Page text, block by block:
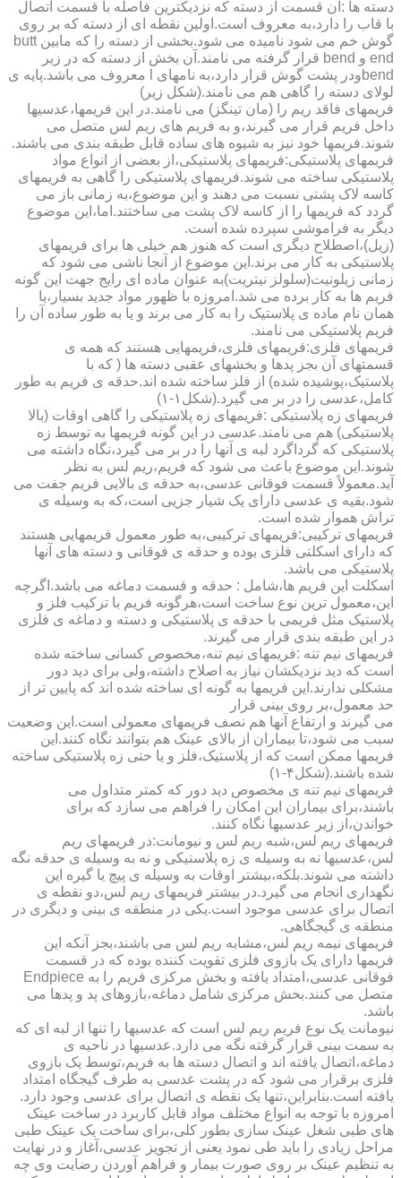
دسته ها :آن قسمت از دسته که نزدیکترین فاصله با قسمت اتصال
با قاب را دارد،به معروف است.اولین نقطه ای از دسته که بر روی
گوش خم می شود نامیده می شود.بخشی از دسته را که مابین butt
end و bend قرار گرفته می نامند.آن بخش از دسته که در زیر
bendودر پشت گوش قرار دارد،به نامهای l معروف می باشد.پایه ی
لولای دسته را گاهی هم می نامند.(شکل زیر)
فریمهای فاقد ریم را (مان تینگز) می نامند.در این فریمها،عدسیها
داخل فریم قرار می گیرند،و به فریم های ریم لس متصل می
شوند.فریمها خود نیز به شیوه های ساده قابل طبقه بندی می باشند.
فریمهای پلاستیکی:فریمهای پلاستیکی،از بعضی از انواع مواد
پلاستیکی ساخته می شوند.فریمهای پلاستیکی را گاهی به فریمهای
کاسه لاک پشتی نسبت می دهند و این موضوع،به زمانی باز می
گردد که فریمها را از کاسه لاک پشت می ساختند.اما،این موضوع
دیگر به فراموشی سپرده شده است.
(زیل)،اصطلاح دیگری است که هنوز هم خیلی ها برای فریمهای
پلاستیکی به کار می برند.این موضوع از آنجا ناشی می شود که
زمانی زیلونیت(سلولز نیتریت)به عنوان ماده ای رایج جهت این گونه
فریم ها به کار برده می شد.امروزه با ظهور مواد جدید بسیار،یا
همان نام ماده ی پلاستیک را به کار می برند و یا به طور ساده آن را
فریم پلاستیکی می نامند.
فریمهای فلزی:فریمهای فلزی،فریمهایی هستند که همه ی
قسمتهای آن بجز پدها و بخشهای عقبی دسته ها ( که با
پلاستیک،پوشیده شده) از فلز ساخته شده اند.حدقه ی فریم به طور
کامل،عدسی را در بر می گیرد.(شکل۱-۱)
فریمهای زه پلاستیکی :فریمهای زه پلاستیکی را گاهی اوقات (بالا
پلاستیکی) هم می نامند.عدسی در این گونه فریمها به توسط زه
پلاستیکی که گرداگرد لبه ی آنها را در بر می گیرد،نگاه داشته می
شوند.این موضوع باعث می شود که فریم،ریم لس به نظر
آید.معمولاً قسمت فوقانی عدسی،به حدقه ی بالایی فریم جفت می
شود.بقیه ی عدسی دارای یک شیار جزیی است،که به وسیله ی
تراش هموار شده است.
فریمهای ترکیبی:فریمهای ترکیبی،به طور معمول فریمهایی هستند
که دارای اسکلتی فلزی بوده و حدقه ی فوقانی و دسته های آنها
پلاستیکی می باشد.
اسکلت این فریم ها،شامل : حدقه و قسمت دماغه می باشد.اگرچه
این،معمول ترین نوع ساخت است،هرگونه فریم با ترکیب فلز و
پلاستیک مثل فریمی با حدقه ی پلاستیکی و دسته و دماغه ی فلزی
در این طبقه بندی قرار می گیرند.
فریمهای نیم تنه :فریمهای نیم تنه،مخصوص کسانی ساخته شده
است که دید نزدیکشان نیاز به اصلاح داشته،ولی برای دید دور
مشکلی ندارند.این فریمها به گونه ای ساخته شده اند که پایین تر از
حد معمول،بر روی بینی قرار
می گیرند و ارتفاع آنها هم نصف فریمهای معمولی است.این وضعیت
سبب می شود،تا بیماران از بالای عینک هم بتوانند نگاه کنند.این
فریمها ممکن است که از پلاستیک،فلز و یا حتی زه پلاستیکی ساخته
شده باشند.(شکل۴-۱)
فریمهای نیم تنه ی مخصوص دید دور که کمتر متداول می
باشند،برای بیماران این امکان را فراهم می سازد که برای
خواندن،از زیر عدسیها نگاه کنند.
فریمهای ریم لس،شبه ریم لس و نیومانت:در فریمهای ریم
لس،عدسیها نه به وسیله ی زه پلاستیکی و نه به وسیله ی حدقه نگه
داشته می شوند.بلکه،بیشتر اوقات به وسیله ی پیچ یا گیره این
نگهداری انجام می گیرد.در بیشتر فریمهای ریم لس،دو نقطه ی
اتصال برای عدسی موجود است.یکی در منطقه ی بینی و دیگری در
منطقه ی گیجگاهی.
فریمهای نیمه ریم لس،مشابه ریم لس می باشند،بجز آنکه این
فریمها دارای یک بازوی فلزی تقویت کننده بوده که در قسمت
فوقانی عدسی،امتداد یافته و بخش مرکزی فریم را به Endpiece
متصل می کنند.بخش مرکزی شامل دماغه،بازوهای پد و پدها می
باشد.
نیومانت یک نوع فریم ریم لس است که عدسیها را تنها از لبه ای که
به سمت بینی قرار گرفته نگه می دارد.عدسیها در ناحیه ی
دماغه،اتصال یافته اند و اتصال دسته ها به فریم،توسط یک بازوی
فلزی برقرار می شود که در پشت عدسی به طرف گیجگاه امتداد
یافته است.بنابراین،تنها یک نقطه ی اتصال برای عدسی وجود دارد.
امروزه با توجه به انواع مختلف مواد قابل کاربرد در ساخت عینک
های طبی شغل عینک سازی بطور کلی،برای ساخت یک عینک طبی
مراحل زیادی را باید طی نمود یعنی از تجویز عدسی،آغاز و در نهایت
به تنظیم عینک بر روی صورت بیمار و فراهم آوردن رضایت وی چه